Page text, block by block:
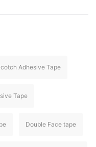
Adhesive Tape
Tape
Double Face tape